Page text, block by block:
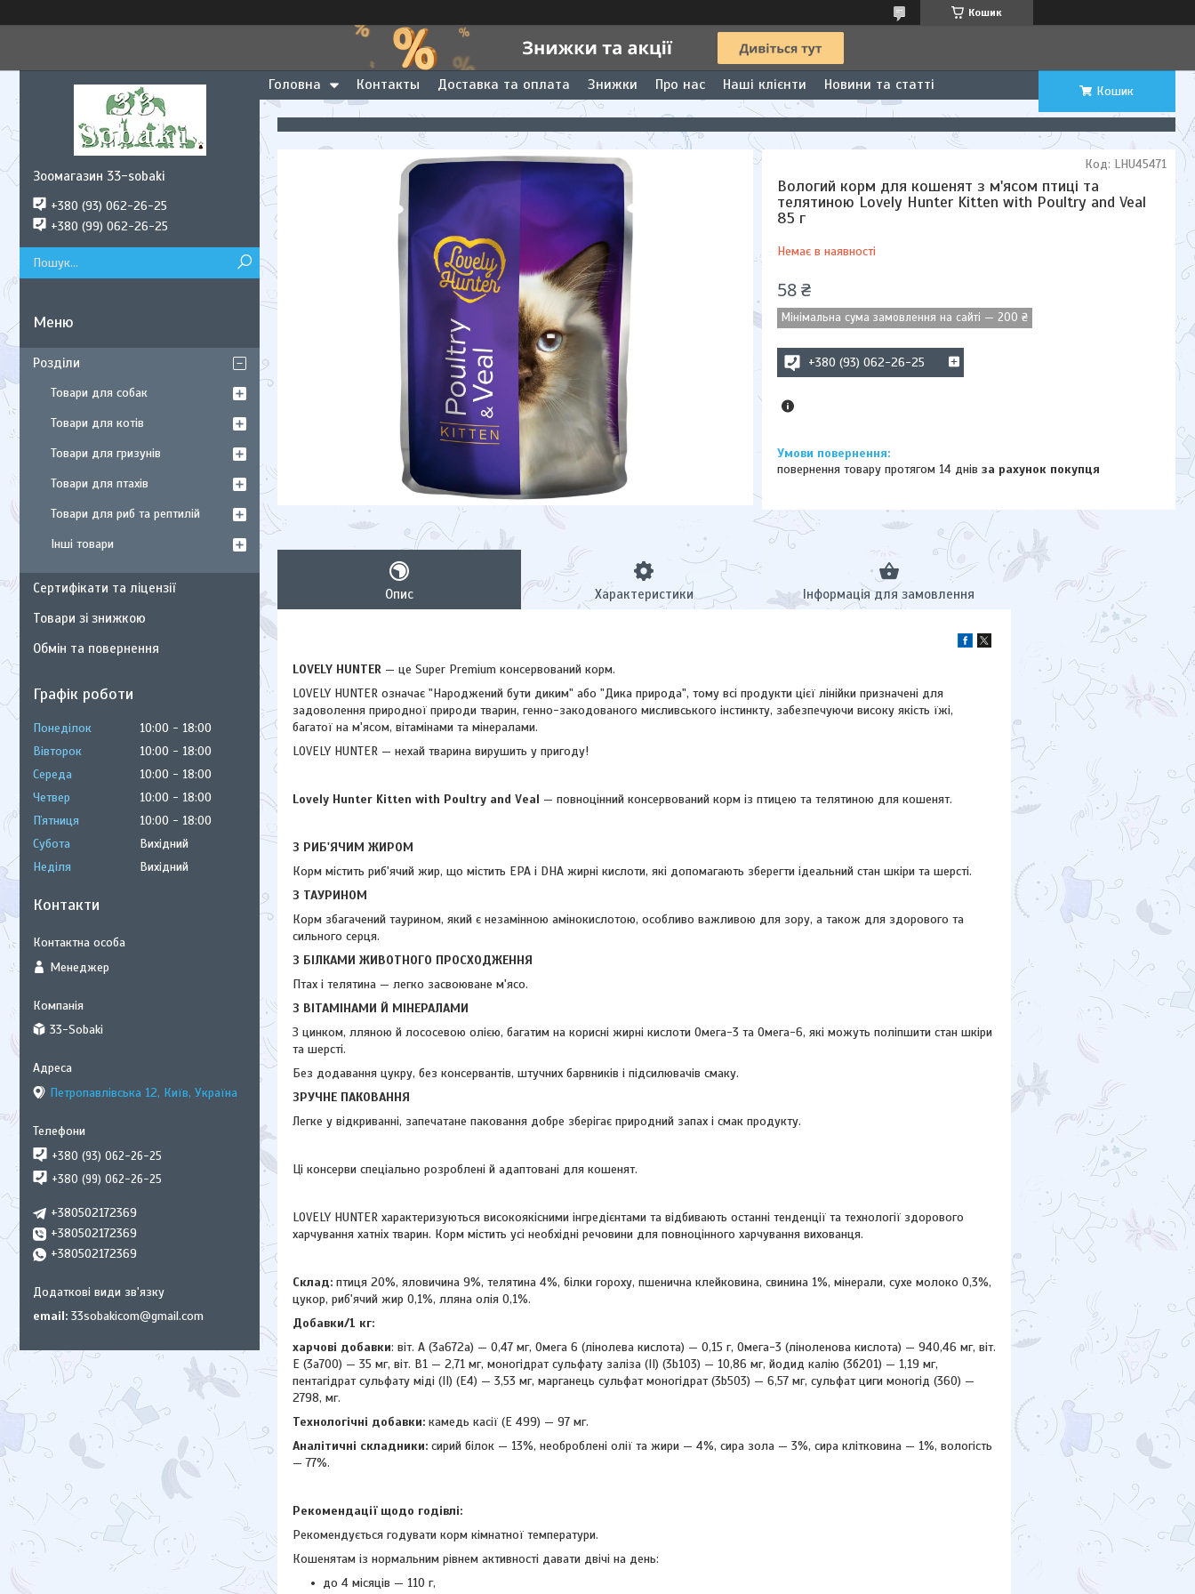
Кошик
Головна Контакты Доставка та оплата Знижки Про нас Наші клієнти Новини та статті Кошик
Вологий корм для кошенят з м'ясом птиці та
телятиною Lovely Hunter Kitten with Poultry and Veal
85 г
Немає в наявності
Код: LHU45471
58 ₴
Мінімальна сума замовлення на сайті — 200 ₴
+380 (93) 062-26-25
повернення товару протягом 14 днівза рахунок покупця
Опис Характеристики Інформація для замовлення
LOVELY HUNTER — це Super Premium консервований корм.
LOVELY HUNTER означає "Народжений бути диким" або "Дика природа", тому всі продукти цієї лінійки призначені для
задоволення природної природи тварин, генно-закодованого мисливського інстинкту, забезпечуючи високу якість їжі,
багатої на м'ясом, вітамінами та мінералами.
LOVELY HUNTER — нехай тварина вирушить у пригоду!
Lovely Hunter Kitten with Poultry and Veal — повноцінний консервований корм із птицею та телятиною для кошенят.
З РИБ'ЯЧИМ ЖИРОМ
Корм містить риб'ячий жир, що містить EPA і DHA жирні кислоти, які допомагають зберегти ідеальний стан шкіри та шерсті.
З ТАУРИНОМ
Корм збагачений таурином, який є незамінною амінокислотою, особливо важливою для зору, а також для здорового та
сильного серця.
З БІЛКАМИ ЖИВОТНОГО ПРОСХОДЖЕННЯ
Птах і телятина — легко засвоюване м'ясо.
З ВІТАМІНАМИ Й МІНЕРАЛАМИ
З цинком, лляною й лососевою олією, багатим на корисні жирні кислоти Омега-3 та Омега-6, які можуть поліпшити стан шкіри
та шерсті.
Без додавання цукру, без консервантів, штучних барвників і підсилювачів смаку.
ЗРУЧНЕ ПАКОВАННЯ
Легке у відкриванні, запечатане паковання добре зберігає природний запах і смак продукту.
Ці консерви спеціально розроблені й адаптовані для кошенят.
LOVELY HUNTER характеризуються високоякісними інгредієнтами та відбивають останні тенденції та технології здорового
харчування хатніх тварин. Корм містить усі необхідні речовини для повноцінного харчування вихованця.
Склад: птиця 20%, яловичина 9%, телятина 4%, білки гороху, пшенична клейковина, свинина 1%, мінерали, сухе молоко 0,3%,
цукор, риб'ячий жир 0,1%, лляна олія 0,1%.
Добавки/1 кг:
харчові добавки: віт. А (3a672a) — 0,47 мг, Омега 6 (лінолева кислота) — 0,15 г, Омега-3 (ліноленова кислота) — 940,46 мг, віт.
E (3a700) — 35 мг, віт. B1 — 2,71 мг, моногідрат сульфату заліза (II) (3b103) — 10,86 мг, йодид калію (3б201) — 1,19 мг,
пентагідрат сульфату міді (II) (E4) — 3,53 мг, марганець сульфат моногідрат (3b503) — 6,57 мг, сульфат циги моногід (360) —
2798, мг.
Технологічні добавки: камедь касії (E 499) — 97 мг.
Аналітичні складники: сирий білок — 13%, необроблені олії та жири — 4%, сира зола — 3%, сира клітковина — 1%, вологість
— 77%.
Рекомендації щодо годівлі:
Рекомендується годувати корм кімнатної температури.
Кошенятам із нормальним рівнем активності давати двічі на день:
до 4 місяців — 110 г,
Зоомагазин 33-sobaki
+380 (93) 062-26-25
+380 (99) 062-26-25
Розділи
Товари для собак
Товари для котів
Товари для гризунів
Товари для птахів
Товари для риб та рептилій
Інші товари
Сертифікати та ліцензії
Товари зі знижкою
Обмін та повернення
Графік роботи
Понеділок 10:00
18:00
Вівторок
10:00
18:00
Середа
10:00
18:00
Четвер
10:00
18:00
Пʼятниця
10:00
18:00
Субота
Вихідний
Неділя
Вихідний
Контакти
Менеджер
33-Sobaki
Петропавлівська 12, Київ, Україна
+380 (93) 062-26-25
+380 (99) 062-26-25
+380502172369
+380502172369
+380502172369
email 33sobakicom@gmail.com